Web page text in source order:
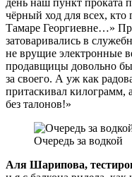
чёрный ход для всех,
Тамаре Георгиевне…»
затоваривались в
не врущие электронные
продавщицы довольно
за своего. А уж как
притаскивал килограмм,
без талонов!»
Очередь за водкой
Аля Шарипова,